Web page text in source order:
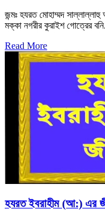
জন্মঃ হযরত মোহাম্মদ
মক্কা নগরীর কুরাইশ গোত্রের
Read More
হযরত ইবরাহীম (আ:) এর